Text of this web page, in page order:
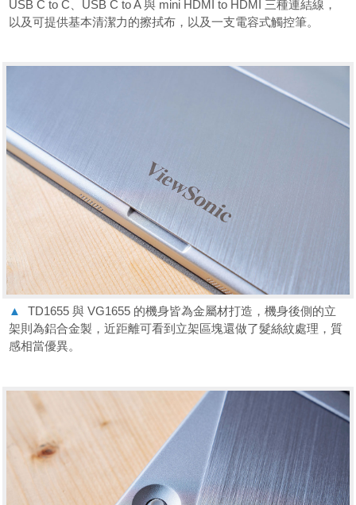
USB C to C、USB C to A 與 mini HDMI to HDMI 三種連結線，
以及可提供基本清潔力的擦拭布，以及一支電容式觸控筆。
▲
TD1655 與 VG1655 的機身皆為金屬材打造，機身後側的立
架則為鋁合金製，近距離可看到立架區塊還做了髮絲紋處理，質
感相當優異。